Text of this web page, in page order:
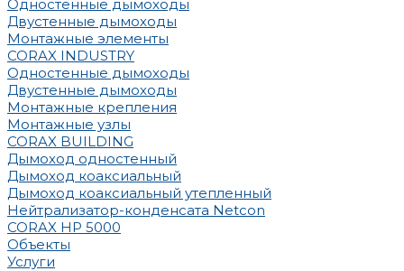
Одностенные дымоходы
Двустенные дымоходы
Монтажные элементы
CORAX INDUSTRY
Одностенные дымоходы
Двустенные дымоходы
Монтажные крепления
Монтажные узлы
CORAX BUILDING
Дымоход одностенный
Дымоход коаксиальный
Дымоход коаксиальный утепленный
Нейтрализатор-конденсата Netcon
CORAX HP 5000
Объекты
Услуги